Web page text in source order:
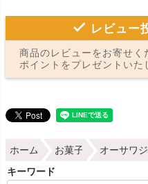
レビュー
商品のレビューをお寄せく
ポイントをプレゼントいた
ホーム お菓子 オーサワ
キーワード